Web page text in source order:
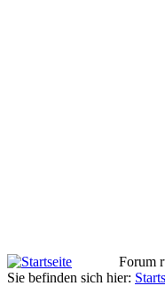
Forum
Sie befinden sich hier: